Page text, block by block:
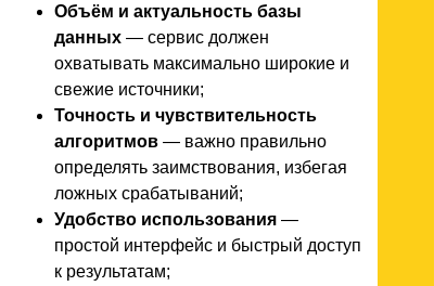
Объём и актуальность базы
данных — сервис должен
охватывать максимально широкие и
свежие источники;
Точность и чувствительность
алгоритмов — важно правильно
определять заимствования, избегая
ложных срабатываний;
Удобство использования —
простой интерфейс и быстрый доступ
к результатам;